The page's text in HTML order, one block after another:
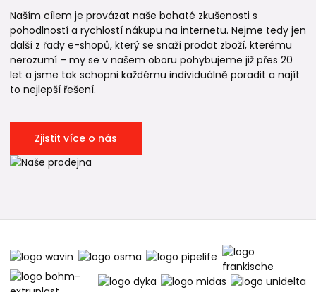
Naším cílem je provázat naše bohaté zkušenosti s
pohodlností a rychlostí nákupu na internetu. Nejme tedy jen
další z řady e-shopů, který se snaží prodat zboží, kterému
nerozumí – my se v našem oboru pohybujeme již přes 20
let a jsme tak schopni každému individuálně poradit a najít
to nejlepší řešení.
Zjistit více o nás